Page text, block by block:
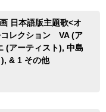
日本語版主題歌<オ
コレクション VA (ア
(アーティスト), 中島
& 1 その他